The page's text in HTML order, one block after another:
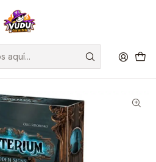
Envío GRATIS a Regiones sobre
de Mesa Familiares
Hidden Signs - Español